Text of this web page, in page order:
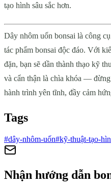
tạo hình sâu sắc hơn.
Dây nhôm uốn bonsai là công
tác phẩm bonsai độc đáo. Với
đặn, bạn sẽ dần thành thạo kỹ
và cẩn thận là chìa khóa —
hành trình yên tĩnh, đầy cảm
Tags
#dây-nhôm-uốn#kỹ-thuật-tạo-
Nhận hướng dẫn